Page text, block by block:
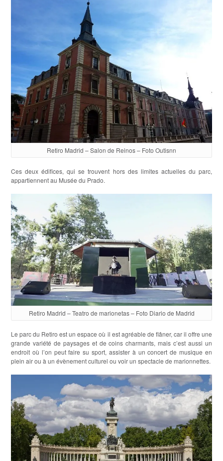
Retiro Madrid – Salon de Reinos – Foto Outisnn
Ces deux édifices, qui se trouvent hors des limites actuelles du parc,
appartiennent au Musée du Prado.
Retiro Madrid – Teatro de marionetas – Foto Diario de Madrid
Le parc du Retiro est un espace où il est agréable de flâner, car il offre une
grande variété de paysages et de coins charmants, mais c’est aussi un
endroit où l’on peut faire su sport, assister à un concert de musique en
plein air ou à un évènement culturel ou voir un spectacle de marionnettes.